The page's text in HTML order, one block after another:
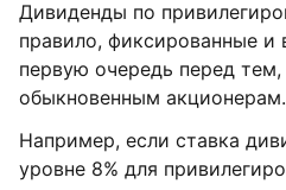
Дивиденды по
правило, фиксированные и
первую очередь перед
обыкновенным акционерам.
Например, если ставка
уровне 8% для